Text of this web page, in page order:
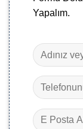
Yapalım.